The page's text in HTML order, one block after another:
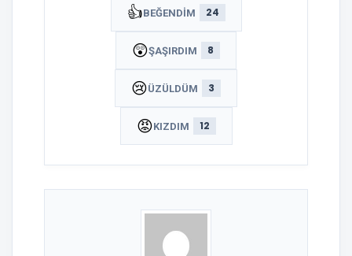
👍BEĞENDIM 24
😲ŞAŞIRDIM 8
😢ÜZÜLDÜM 3
😡KIZDIM 12